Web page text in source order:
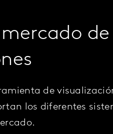
de
de
los diferentes